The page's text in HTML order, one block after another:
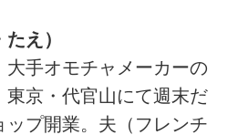
え）
手オモチャメーカーの
東京・代官山にて週末だ
ップ開業。夫（フレンチ